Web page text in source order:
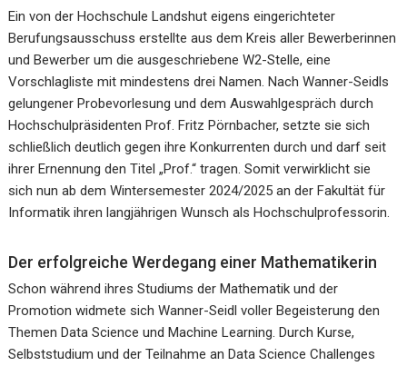
Ein von der Hochschule Landshut eigens eingerichteter
Berufungsausschuss erstellte aus dem Kreis aller Bewerberinnen
und Bewerber um die ausgeschriebene W2-Stelle, eine
Vorschlagliste mit mindestens drei Namen. Nach Wanner-Seidls
gelungener Probevorlesung und dem Auswahlgespräch durch
Hochschulpräsidenten Prof. Fritz Pörnbacher, setzte sie sich
schließlich deutlich gegen ihre Konkurrenten durch und darf seit
ihrer Ernennung den Titel „Prof.“ tragen. Somit verwirklicht sie
sich nun ab dem Wintersemester 2024/2025 an der Fakultät für
Informatik ihren langjährigen Wunsch als Hochschulprofessorin.
Der erfolgreiche Werdegang einer Mathematikerin
Schon während ihres Studiums der Mathematik und der
Promotion widmete sich Wanner-Seidl voller Begeisterung den
Themen Data Science und Machine Learning. Durch Kurse,
Selbststudium und der Teilnahme an Data Science Challenges